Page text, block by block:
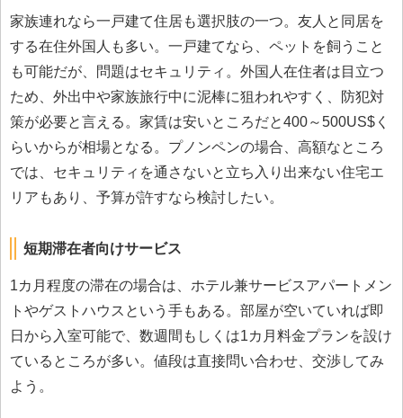
家族連れなら一戸建て住居も選択肢の一つ。友人と同居を
する在住外国人も多い。一戸建てなら、ペットを飼うこと
も可能だが、問題はセキュリティ。外国人在住者は目立つ
ため、外出中や家族旅行中に泥棒に狙われやすく、防犯対
策が必要と言える。家賃は安いところだと400～500US$く
らいからが相場となる。プノンペンの場合、高額なところ
では、セキュリティを通さないと立ち入り出来ない住宅エ
リアもあり、予算が許すなら検討したい。
短期滞在者向けサービス
1カ月程度の滞在の場合は、ホテル兼サービスアパートメン
トやゲストハウスという手もある。部屋が空いていれば即
日から入室可能で、数週間もしくは1カ月料金プランを設け
ているところが多い。値段は直接問い合わせ、交渉してみ
よう。